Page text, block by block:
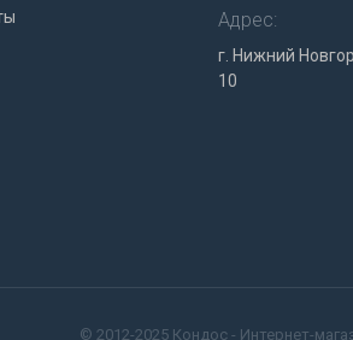
Адрес:
г. Нижний
10
© 2012-2025 Кондос - Интернет-